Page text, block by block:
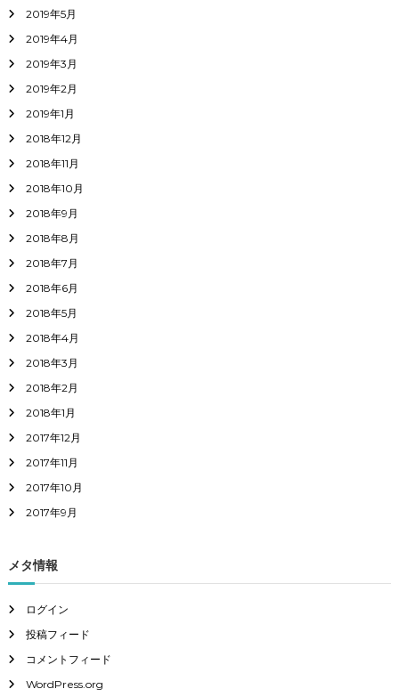
2019年5月
2019年4月
2019年3月
2019年2月
2019年1月
2018年12月
2018年11月
2018年10月
2018年9月
2018年8月
2018年7月
2018年6月
2018年5月
2018年4月
2018年3月
2018年2月
2018年1月
2017年12月
2017年11月
2017年10月
2017年9月
メタ情報
ログイン
投稿フィード
コメントフィード
WordPress.org